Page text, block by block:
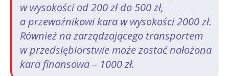
w wysokościod 200 zł do 500 zł,
aprzewoźnikowikara w wysokości2000 zł.
Również nazarządzającego transportem
w przedsiębiorstwie może zostać nałożona
kara finansowa– 1000 zł.